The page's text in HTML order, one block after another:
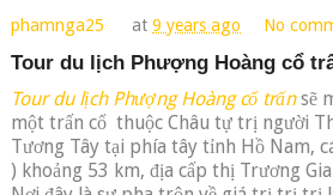
phamnga25 at9 years ago No
Tour du lịch Phượng Hoàng cổ
Tour du lịch Phượng Hoàng cổ trấn sẽ
một trấn cổ thuộc Châu tự trị người
Tương Tây tại phía tây tỉnh Hồ Nam,
) khoảng 53 km, địa cấp thị Trương